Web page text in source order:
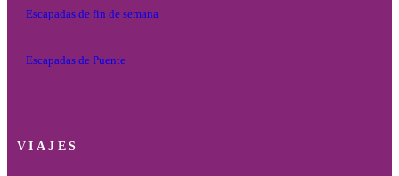
Escapadas de fin de semana
Escapadas de Puente
VIAJES